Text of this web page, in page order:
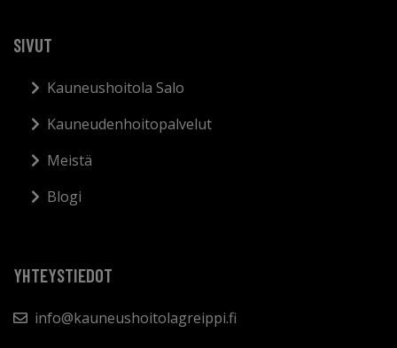
SIVUT
Kauneushoitola Salo
Kauneudenhoitopalvelut
Meistä
Blogi
YHTEYSTIEDOT
info@kauneushoitolagreippi.fi